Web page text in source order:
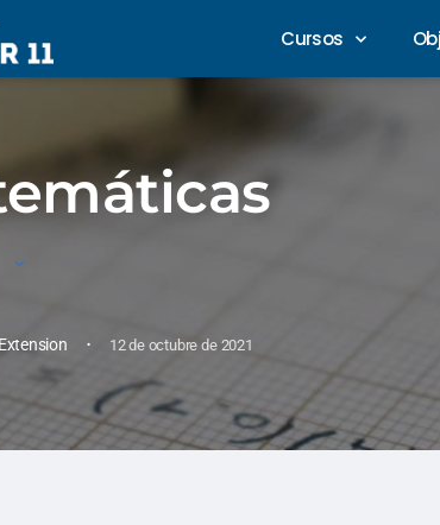
Cursos
· 12 de octubre de 2021